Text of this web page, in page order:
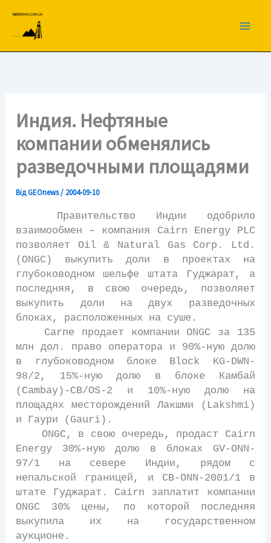
вмісту
Индия. Нефтяные
компании обменялись
разведочными площадями
ВідGEOnews/ 2004-09-10
Правительство Индии одобрило
взаимообмен – компания Cairn Energy PLC
позволяет Oil & Natural Gas Corp. Ltd.
(ONGC) выкупить доли в проектах на
глубоководном шельфе штата Гуджарат, а
последняя, в свою очередь, позволяет
выкупить доли на двух разведочных
блоках, расположенных на суше.
Carne продает компании ONGC за 135
млн дол. право оператора и 90%-ную долю
в глубоководном блоке Block KG-DWN-
98/2, 15%-ную долю в блоке Камбай
(Cambay)-CB/OS-2 и 10%-ную долю на
площадях месторождений Лакшми (Lakshmi)
и Гаури (Gauri).
ONGC, в свою очередь, продаст Cairn
Energy 30%-ную долю в блоках GV-ONN-
97/1 на севере Индии, рядом с
непальской границей, и CB-ONN-2001/1 в
штате Гуджарат. Cairn заплатит компании
ONGC 30% цены, по которой последняя
выкупила их на государственном
аукционе.